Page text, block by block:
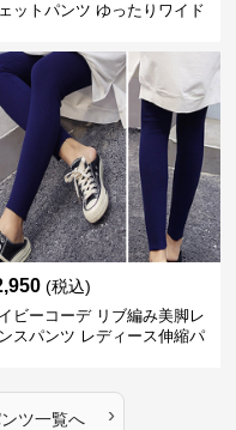
ットパンツ ゆったりワイド
(税込)
ビーコーデ リブ編み美脚レ
スパンツ レディース伸縮パ
ツ一覧へ ›